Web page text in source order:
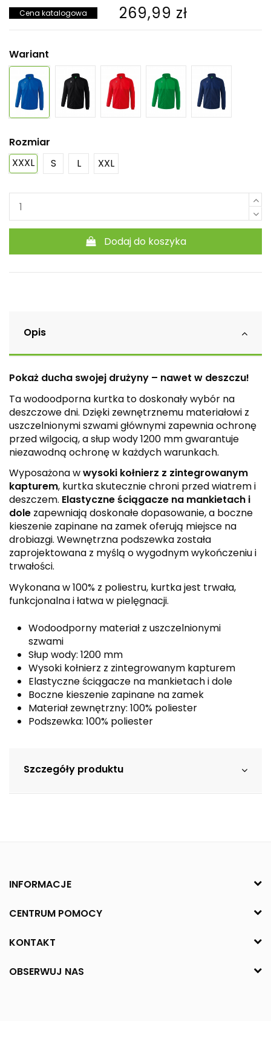
Cena katalogowa 269,99 zł
Wariant
Rozmiar
XXXL
S L XXL
Dodaj do koszyka
Opis
Pokaż ducha swojej drużyny – nawet w deszczu!
Ta wodoodporna kurtka to doskonały wybór na
deszczowe dni. Dzięki zewnętrznemu materiałowi z
uszczelnionymi szwami głównymi zapewnia ochronę
przed wilgocią, a słup wody 1200 mm gwarantuje
niezawodną ochronę w każdych warunkach.
Wyposażona wwysoki kołnierz z zintegrowanym
kapturem, kurtka skutecznie chroni przed wiatrem i
deszczem. Elastyczne ściągacze na mankietach i
dole zapewniają doskonałe dopasowanie, a boczne
kieszenie zapinane na zamek oferują miejsce na
drobiazgi. Wewnętrzna podszewka została
zaprojektowana z myślą o wygodnym wykończeniu i
trwałości.
Wykonana w 100% z poliestru, kurtka jest trwała,
funkcjonalna i łatwa w pielęgnacji.
Wodoodporny materiał z uszczelnionymi
szwami
Słup wody: 1200 mm
Wysoki kołnierz z zintegrowanym kapturem
Elastyczne ściągacze na mankietach i dole
Boczne kieszenie zapinane na zamek
Materiał zewnętrzny: 100% poliester
Podszewka: 100% poliester
Szczegóły produktu
INFORMACJE
CENTRUM POMOCY
KONTAKT
OBSERWUJ NAS